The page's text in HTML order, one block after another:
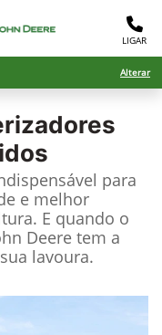
LIGAR
Alterar
para
e melhor
E quando o
Deere tem a
lavoura.